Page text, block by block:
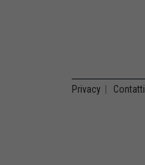
Privacy Contatti